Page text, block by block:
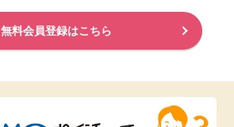
無料会員登録はこちら